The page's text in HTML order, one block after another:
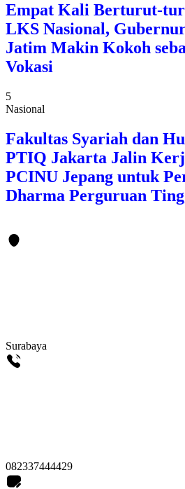
Empat Kali Berturut-
LKS Nasional,
Jatim Makin Kokoh
Vokasi
5
Nasional
Fakultas Syariah dan
PTIQ Jakarta Jalin
PCINU Jepang untuk
Dharma Perguruan
Surabaya
082337444429